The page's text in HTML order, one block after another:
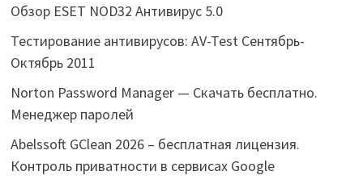
Обзор ESET NOD32 Антивирус 5.0
Тестирование антивирусов: AV-Test Сентябрь-
Октябрь 2011
Norton Password Manager — Скачать бесплатно.
Менеджер паролей
Abelssoft GClean 2026 – бесплатная лицензия.
Контроль приватности в сервисах Google